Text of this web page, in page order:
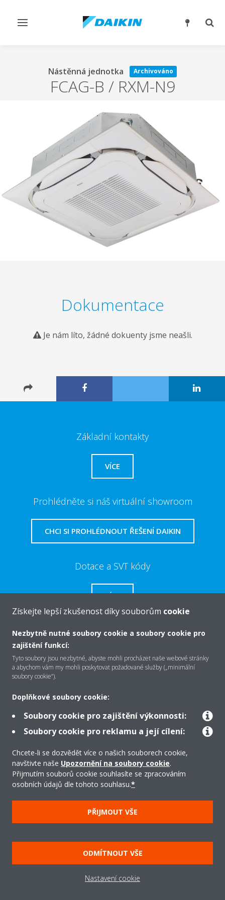
Přepnout
Nástěnná jednotka Archivováno
FCAG-B / RXM-N9
Dokumentace
Je nám líto, žádné dokuenty jsme neašli.
Základní kontakty
VÍCE
Prohlédněte si náš virtuální showroom
CHCI SI PROHLÉDNOUT ŘEŠENÍ DAIKIN
Dotace a SVT kódy
VÍCE
O společnosti Daikin
Řešení
Podpora
Produkty
Copyright © Daikin
Právní upozornění/Imprint
Oznámení o používání souborů cookie
Směrnice o ochraně údajů
Firemní etika
Všeobecné obchodní podmínky
Získejte lepší zkušenost díky souborům cookie
Nezbytně nutné soubory cookie a soubory cookie pro
zajištění funkcí:
Tyto soubory jsou nezbytné, abyste mohli procházet naše webové stránky
a abychom vám my mohli poskytovat požadované služby („minimální
soubory cookie“).
Doplňkové soubory cookie:
Soubory cookie pro zajištění výkonnosti:
Soubory cookie pro reklamu a její cílení:
Chcete-li se dozvědět více o našich souborech cookie,
navštivte naše Upozornění na soubory cookie.
Přijmutím souborů cookie souhlasíte se zpracováním
osobních údajů dle tohoto souhlasu.*
PŘIJMOUT VŠE
ODMÍTNOUT VŠE
Nastavení cookie